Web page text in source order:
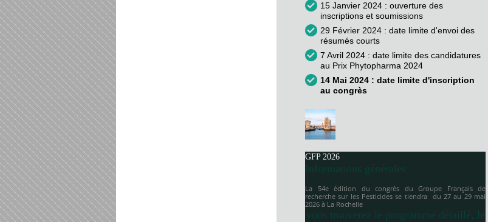
15 Janvier 2024 : ouverture des
inscriptions et soumissions
29 Février 2024 : date limite d'envoi des
résumés courts
7 Avril 2024 : date limite des candidatures
au Prix Phytopharma 2024
14 Mai 2024 : date limite d'inscription
au congrès
GFP 2026
Informations générales
La 54e édition du congrès du Groupe Français de
recherche sur les Pesticides se tiendra du 27 au 29 mai
2026 à La Rochelle
vous trouverez le programme détaillé, le